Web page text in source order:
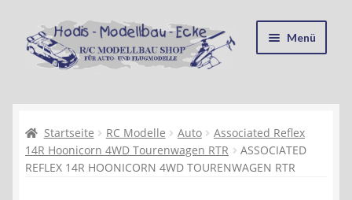
Zur
Navigation
springen
Zum
Inhalt
springen
Menü
Kasse
Mein Konto
Startseite RC Modelle Auto
Associated Reflex
14R Hoonicorn 4WD Tourenwagen RTR
ASSOCIATED
REFLEX 14R HOONICORN 4WD TOURENWAGEN RTR